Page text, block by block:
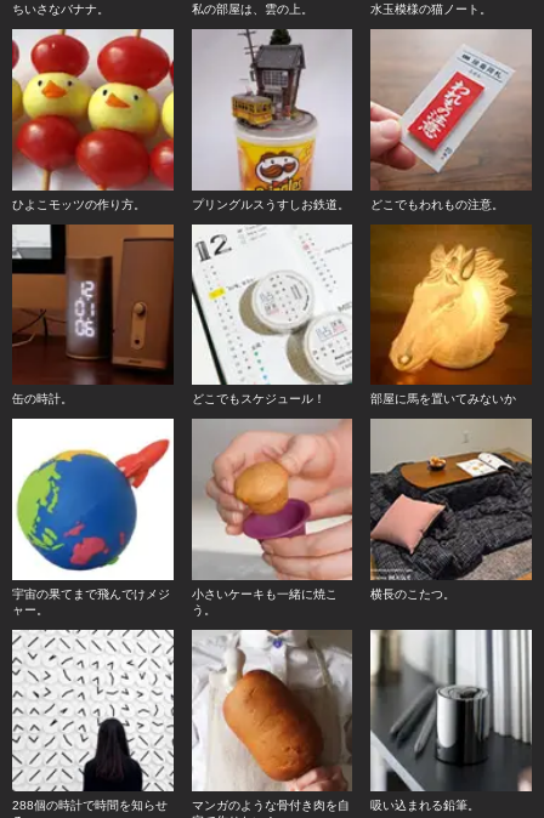
ちいさなバナナ。 私の部屋は、雲の上。 水玉模様の猫ノート。
ひよこモッツの作り方。 プリングルスうすしお鉄道。 どこでもわれもの注意。
缶の時計。 どこでもスケジュール！ 部屋に馬を置いてみないか
宇宙の果てまで飛んでけメジ
ャー。
小さいケーキも一緒に焼こ
う。
横長のこたつ。
288個の時計で時間を知らせ
マンガのような骨付き肉を自
吸い込まれる鉛筆。